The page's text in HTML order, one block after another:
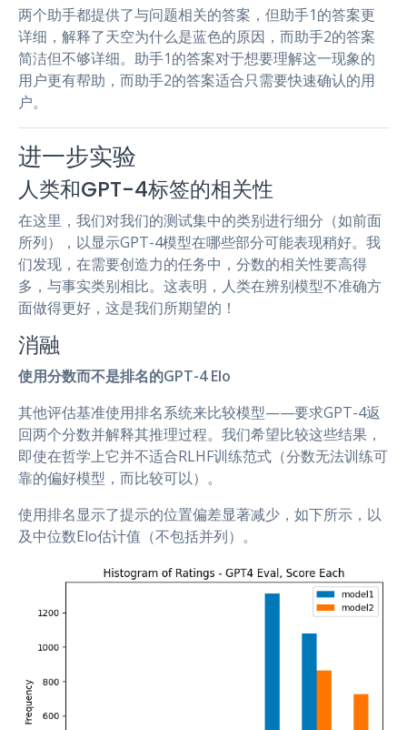
两个助手都提供了与问题相关的答案，但助手1的答案更
详细，解释了天空为什么是蓝色的原因，而助手2的答案
简洁但不够详细。助手1的答案对于想要理解这一现象的
用户更有帮助，而助手2的答案适合只需要快速确认的用
户。
进一步实验
人类和GPT-4标签的相关性
在这里，我们对我们的测试集中的类别进行细分（如前面
所列），以显示GPT-4模型在哪些部分可能表现稍好。我
们发现，在需要创造力的任务中，分数的相关性要高得
多，与事实类别相比。这表明，人类在辨别模型不准确方
面做得更好，这是我们所期望的！
消融
使用分数而不是排名的GPT-4 Elo
其他评估基准使用排名系统来比较模型——要求GPT-4返
回两个分数并解释其推理过程。我们希望比较这些结果，
即使在哲学上它并不适合RLHF训练范式（分数无法训练可
靠的偏好模型，而比较可以）。
使用排名显示了提示的位置偏差显著减少，如下所示，以
及中位数Elo估计值（不包括并列）。